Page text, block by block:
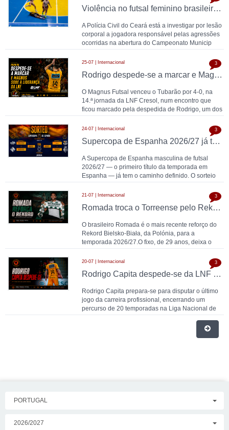
Violência no futsal feminino brasileiro: jogadora que chutou cabeça de adversária no Ceará é investigada por lesão corporal
A Polícia Civil do Ceará está a investigar por lesão
corporal a jogadora responsável pelas agressões
ocorridas na abertura do Campeonato Municip
25-07 | Internacional
Rodrigo despede-se a marcar e Magnus sobe à liderança da LNF
O Magnus Futsal venceu o Tubarão por 4-0, na
14.ª jornada da LNF Cresol, num encontro que
ficou marcado pela despedida de Rodrigo, um dos
maiores no
3
24-07 | Internacional
Supercopa de Espanha 2026/27 já tem emparelhamentos: ElPozo Murcia-Palma Futsal e Barça-Jaén nas meias-finais em Barcelona
A Supercopa de Espanha masculina de futsal
2026/27 — o primeiro título da temporada em
Espanha — já tem o caminho definido. O sorteio
realizado
3
21-07 | Internacional
Romada troca o Torreense pelo Rekord Bielsko-Biała
O brasileiro Romada é o mais recente reforço do
Rekord Bielsko-Biała, da Polónia, para a
temporada 2026/27.O fixo, de 29 anos, deixa o
Torreense a
3
20-07 | Internacional
Rodrigo Capita despede-se da LNF e coloca um ponto final numa carreira histórica
Rodrigo Capita prepara-se para disputar o último
jogo da carreira profissional, encerrando um
percurso de 20 temporadas na Liga Nacional de
Futsal (L
3
PORTUGAL
2026/2027